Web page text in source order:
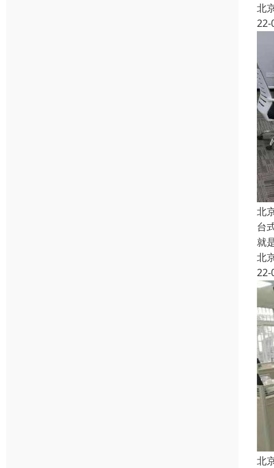
北
22-
北
台
就
北
22-
北